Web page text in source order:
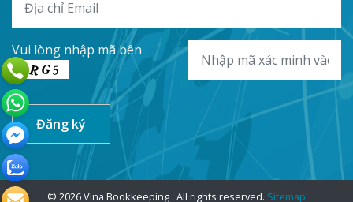
Vui lòng nhập mã bên
© 2026 Vina Bookkeeping . All rights reserved. Sitemap